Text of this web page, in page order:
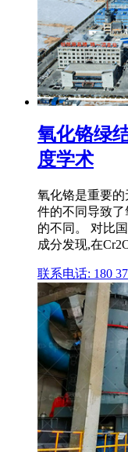
氧化铬绿
度学术
氧化铬是重要
件的不同导致
的不同。 对比
成分发现,在
联系电话: 180